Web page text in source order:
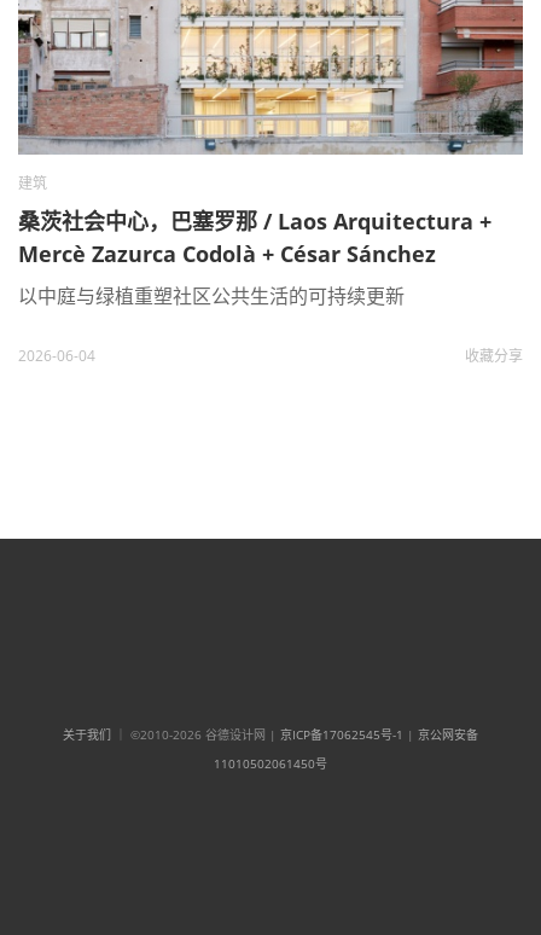
建筑
桑茨社会中心，巴塞罗那 / Laos Arquitectura +
Mercè Zazurca Codolà + César Sánchez
Medrano
以中庭与绿植重塑社区公共生活的可持续更新
2026-06-04 收藏分享
关于我们 ｜ ©2010-2026 谷德设计网 | 京ICP备17062545号-1 | 京公网安备
11010502061450号